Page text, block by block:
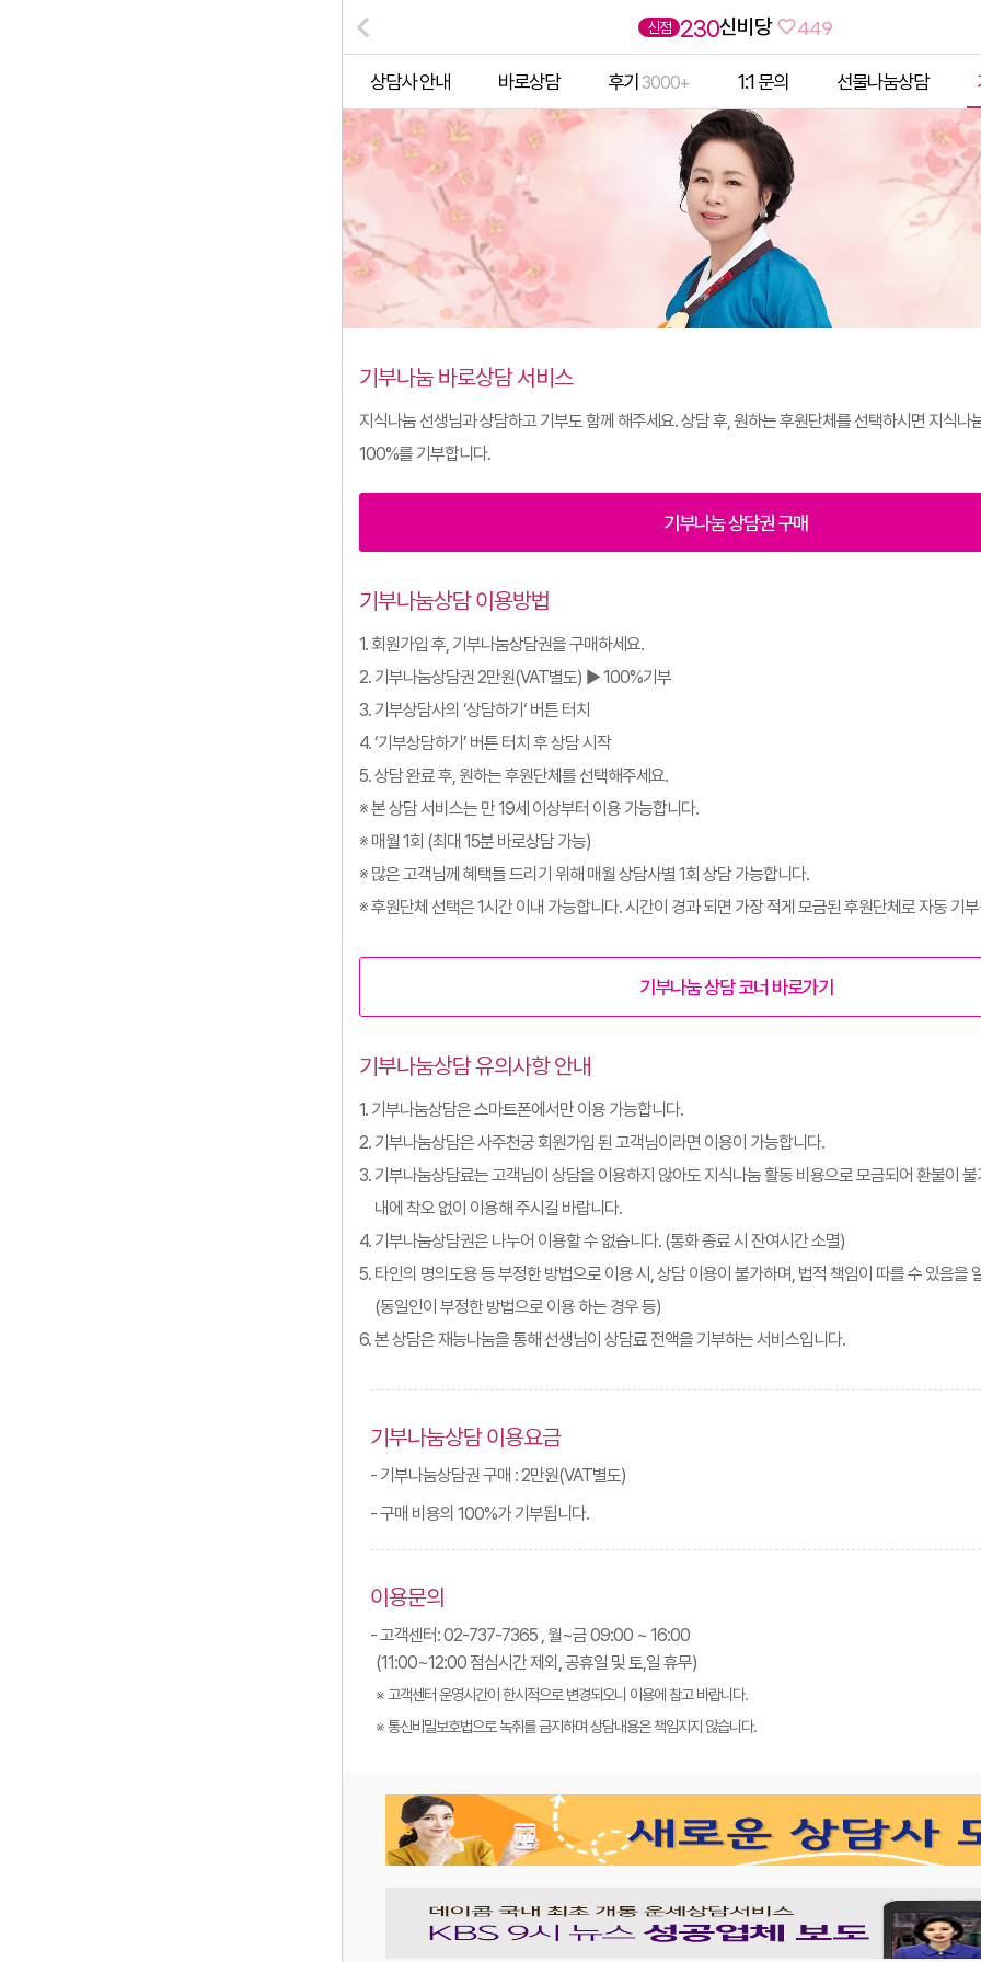
신점 230신비당 449
상담사 안내 바로상담 후기 3000+ 1:1 문의 선물나눔상담
기부나눔 바로상담 서비스
지식나눔 선생님과 상담하고 기부도 함께 해주세요. 상담 후, 원하는 후원단체를 선택하시면 지식나
100%를 기부합니다.
기부나눔 상담권 구매
기부나눔상담 이용방법
1. 회원가입 후, 기부나눔상담권을 구매하세요.
2. 기부나눔상담권 2만원(VAT별도) ▶ 100%기부
3. 기부상담사의 ‘상담하기‘ 버튼 터치
4. ‘기부상담하기’ 버튼 터치 후 상담 시작
5. 상담 완료 후, 원하는 후원단체를 선택해주세요.
※ 본 상담 서비스는 만 19세 이상부터 이용 가능합니다.
※ 매월 1회 (최대 15분 바로상담 가능)
※ 많은 고객님께 혜택들 드리기 위해 매월 상담사별 1회 상담 가능합니다.
※ 후원단체 선택은 1시간 이내 가능합니다. 시간이 경과 되면 가장 적게 모금된 후원단체로 자동 기
기부나눔 상담 코너 바로가기
기부나눔상담 유의사항 안내
1. 기부나눔상담은 스마트폰에서만 이용 가능합니다.
2. 기부나눔상담은 사주천궁 회원가입 된 고객님이라면 이용이 가능합니다.
3. 기부나눔상담료는 고객님이 상담을 이용하지 않아도 지식나눔 활동 비용으로 모금되어 환불이
내에 착오 없이 이용해 주시길 바랍니다.
4. 기부나눔상담권은 나누어 이용할 수 없습니다. (통화 종료 시 잔여시간 소멸)
5. 타인의 명의도용 등 부정한 방법으로 이용 시, 상담 이용이 불가하며, 법적 책임이 따를 수 있음을
(동일인이 부정한 방법으로 이용 하는 경우 등)
6. 본 상담은 재능나눔을 통해 선생님이 상담료 전액을 기부하는 서비스입니다.
기부나눔상담 이용요금
- 기부나눔상담권 구매 : 2만원(VAT별도)
- 구매 비용의 100%가 기부됩니다.
이용문의
- 고객센터: 02-737-7365 , 월~금 09:00 ~ 16:00
(11:00~12:00 점심시간 제외, 공휴일 및 토,일 휴무)
※ 고객센터 운영시간이 한시적으로 변경되오니 이용에 참고 바랍니다.
※ 통신비밀보호법으로 녹취를 금지하며 상담내용은 책임지지 않습니다.